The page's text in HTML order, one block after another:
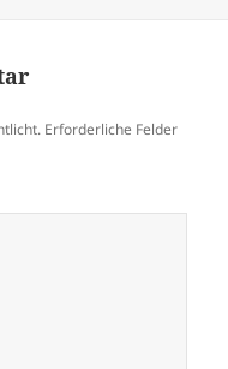
Erforderliche Felder